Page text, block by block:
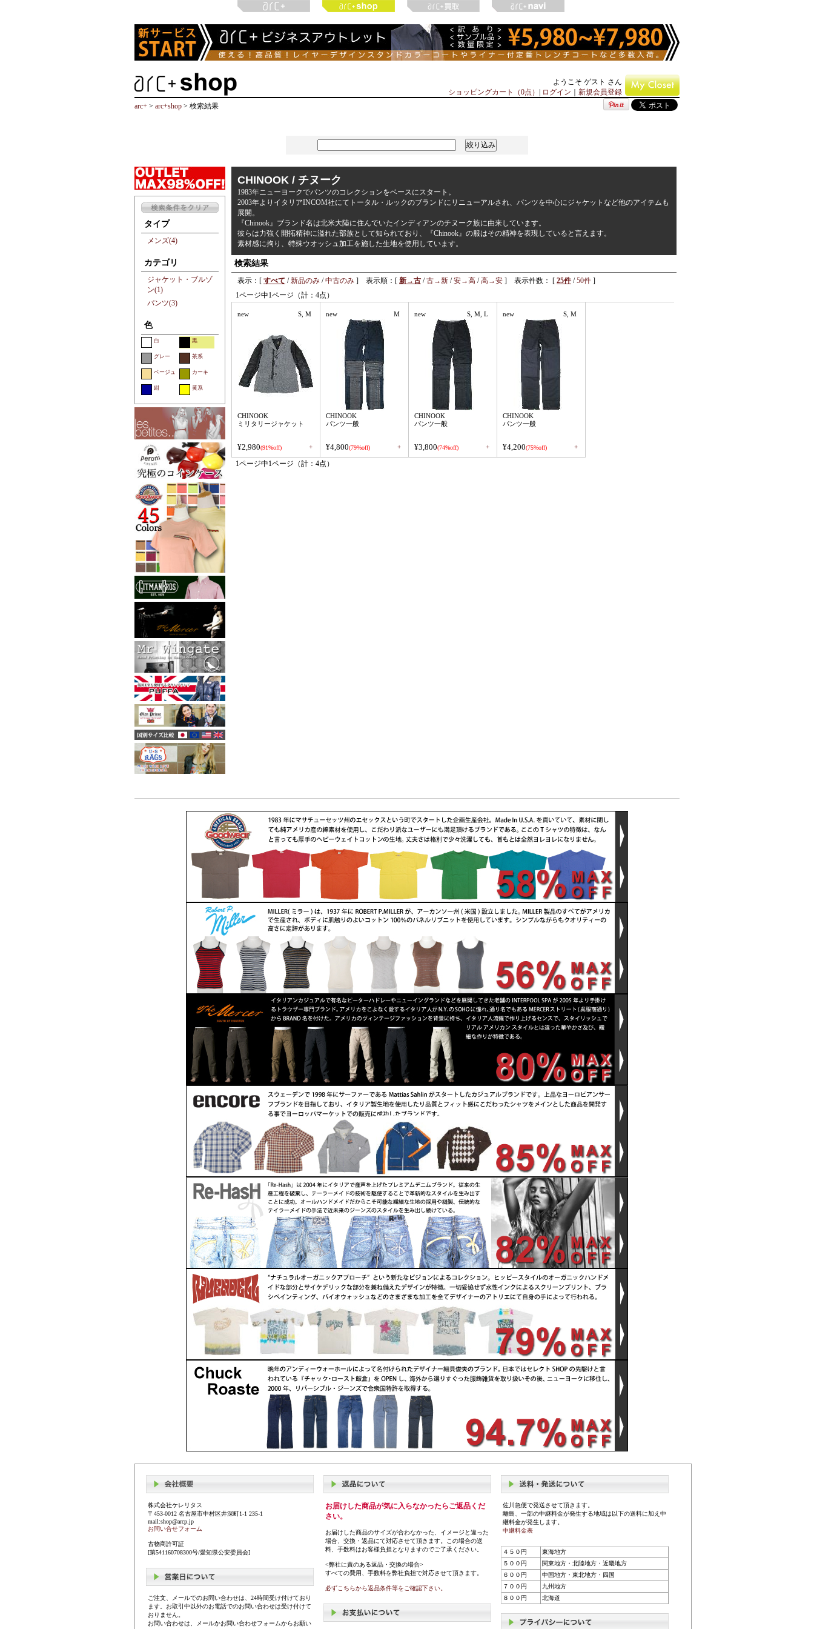
ようこそ ゲスト さん
ショッピングカート（0点）
ログイン
新規会員登録
arc+ > arc+shop > 検索結果
タイプ
メンズ(4)
カテゴリ
ジャケット・ブルゾ
ン(1)
パンツ(3)
色
白 黒
グレー 茶系
ベージュ カーキ
紺 黄系
CHINOOK / チヌーク
1983年ニューヨークでパンツのコレクションをベースにスタート。
2003年よりイタリアINCOM社にてトータル・ルックのブランドにリニューアルされ、パンツを中心にジャケットなど他のアイテムも
展開。
『Chinook』ブランド名は北米大陸に住んでいたインディアンのチヌーク族に由来しています。
彼らは力強く開拓精神に溢れた部族として知られており、『Chinook』の服はその精神を表現していると言えます。
素材感に拘り、特殊ウオッシュ加工を施した生地を使用しています。
検索結果
表示：[ すべて /新品のみ /中古のみ ] 表示順：[ 新→古 /古→新 /安→高 /高→安 ] 表示件数： [ 25件 /50件 ]
1ページ中1ページ（計：4点）
new S, M
CHINOOK
ミリタリージャケット
¥2,980(91%off) +
new M
CHINOOK
パンツ一般
¥4,800(79%off) +
new S, M, L
CHINOOK
パンツ一般
¥3,800(74%off) +
new S, M
CHINOOK
パンツ一般
¥4,200(75%off) +
1ページ中1ページ（計：4点）
株式会社ケレリタス
〒453-0012 名古屋市中村区井深町1-1 235-1
mail:shop@arcp.jp
お問い合せフォーム
古物商許可証
[第541160708300号/愛知県公安委員会]
ご注文、メールでのお問い合わせは、24時間受け付けており
ます。お取引中以外のお電話でのお問い合わせは受け付けて
おりません。
お問い合わせは、メールかお問い合わせフォームからお願い
お届けした商品が気に入らなかったらご返品くだ
さい。
お届けした商品のサイズが合わなかった、イメージと違った
場合、交換・返品にて対応させて頂きます。この場合の送
料、手数料はお客様負担となりますのでご了承ください。
<弊社に責のある返品・交換の場合>
すべての費用、手数料を弊社負担で対応させて頂きます。
必ずこちらから返品条件等をご確認下さい。
佐川急便で発送させて頂きます。
離島、一部の中継料金が発生する地域は以下の送料に加え中
継料金が発生します。
中継料金表
４５０円
東海地方
５００円
関東地方・北陸地方・近畿地方
６００円
中国地方・東北地方・四国
７００円
九州地方
８００円
北海道